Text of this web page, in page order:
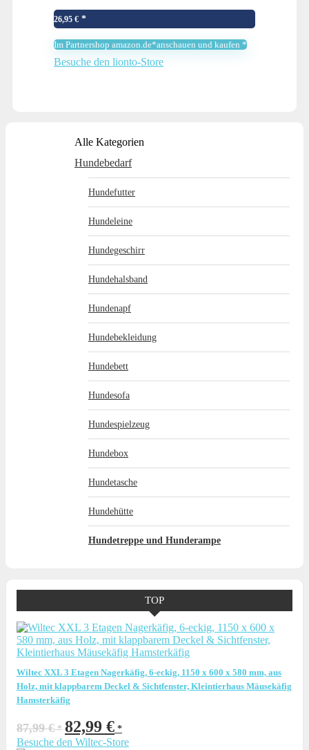
26,95 €
Im Partnershop amazon.de*anschauen und kaufen *
Besuche den lionto-Store
Alle Kategorien
Hundebedarf
Hundefutter
Hundeleine
Hundegeschirr
Hundehalsband
Hundenapf
Hundebekleidung
Hundebett
Hundesofa
Hundespielzeug
Hundebox
Hundetasche
Hundehütte
Hundetreppe und Hunderampe
TOP
Wiltec XXL 3 Etagen Nagerkäfig, 6-eckig, 1150 x 600 x 580 mm, aus
Holz, mit klappbarem Deckel & Sichtfenster, Kleintierhaus Mäusekäfig
Hamsterkäfig
87,99€
Ursprünglicher
Preis
war:
82,99 € Preis
ist:
Besuche den Wiltec-Store